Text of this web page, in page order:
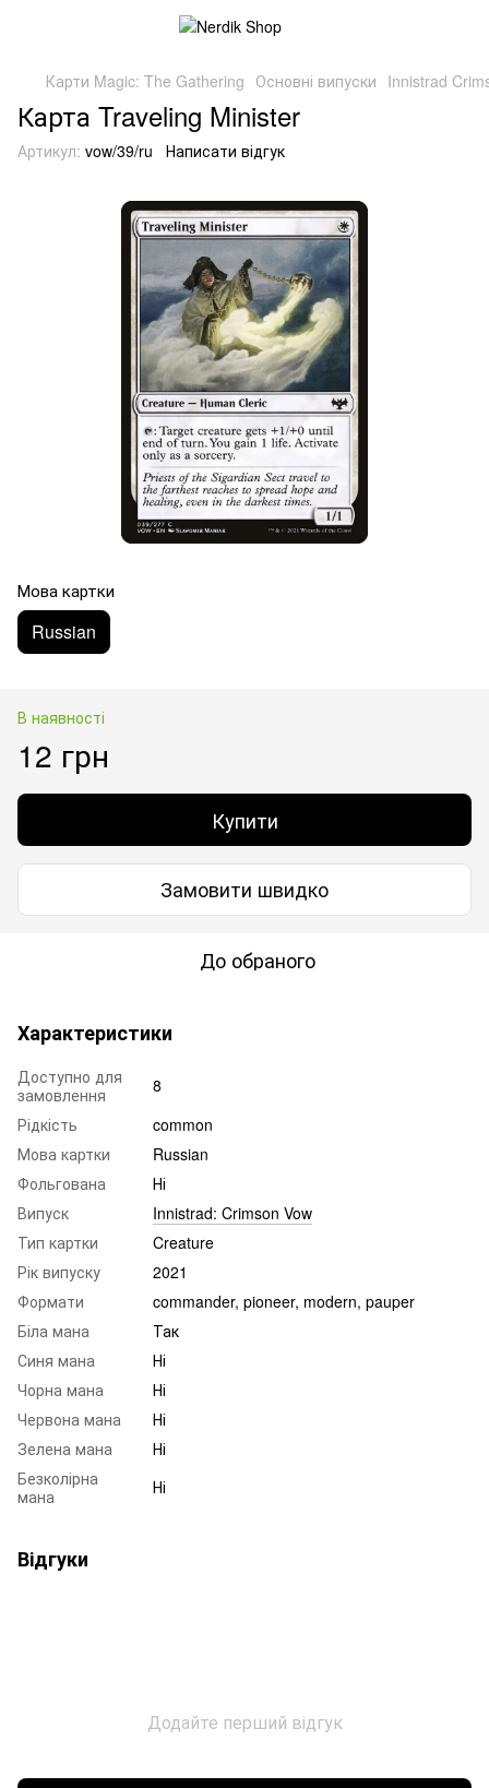
Карти Magic: The Gathering Основні випуски Innistrad
Карта Traveling Minister
Артикул: vow/39/ru Написати відгук
Мова картки
Russian
В наявності
12 грн
Купити
Замовити швидко
До обраного
Характеристики
Доступно для
замовлення
8
Рідкість
common
Мова картки
Russian
Фольгована
Ні
Випуск
Innistrad: Crimson Vow
Тип картки
Creature
Рік випуску
2021
Формати
commander, pioneer, modern, pauper
Біла мана
Так
Синя мана
Ні
Чорна мана
Ні
Червона мана
Ні
Зелена мана
Ні
Безколірна
мана
Ні
Відгуки
Додайте перший відгук